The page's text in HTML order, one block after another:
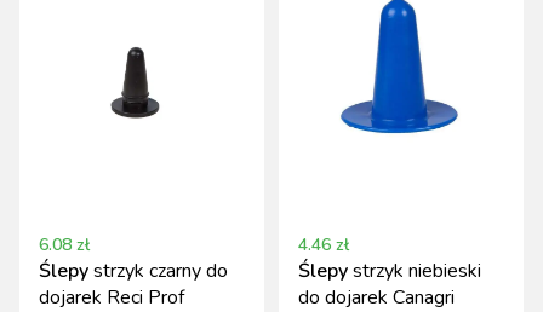
6.08 zł
Ślepystrzyk czarny do
dojarek Reci Prof
4.46 zł
Ślepystrzyk niebieski
do dojarek Canagri